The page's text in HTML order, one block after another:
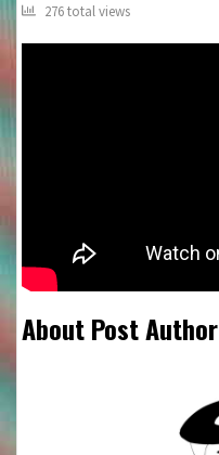
276 total views
About Post Author